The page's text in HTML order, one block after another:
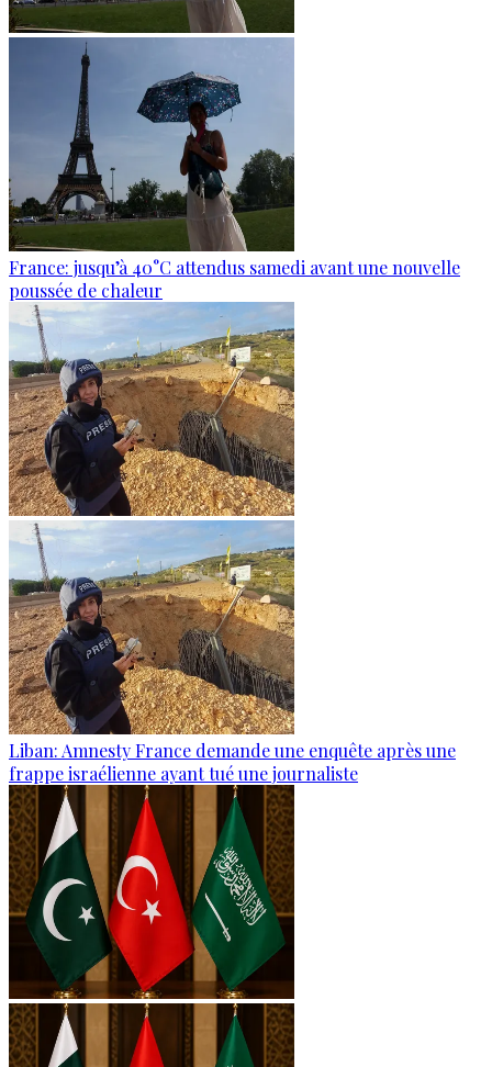
France: jusqu’à 40°C attendus samedi avant une nouvelle
poussée de chaleur
Liban: Amnesty France demande une enquête après une
frappe israélienne ayant tué une journaliste